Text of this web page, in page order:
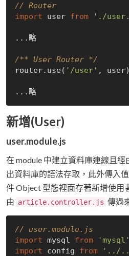
// Router
import user from './
...略
/** User Router */
router.use( '/user' ,
...略
新增(User)
user.module.js
在 module 中建立資料庫連線且經
出資料庫的語法存取，此外傳入值
件 Object 型態裡面存著新增使用
由 article.controller.js 傳過
// user.module.js
import mysql from 'mysql'
import config from '../../